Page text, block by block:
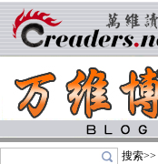
搜索>>